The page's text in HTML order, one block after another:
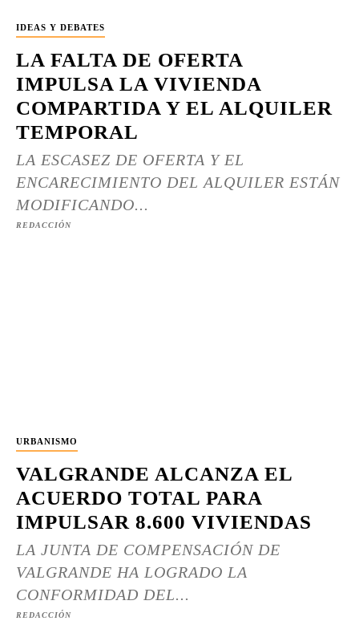
IDEAS Y DEBATES
LA FALTA DE OFERTA
IMPULSA LA VIVIENDA
COMPARTIDA Y EL ALQUILER
TEMPORAL
LA ESCASEZ DE OFERTA Y EL
ENCARECIMIENTO DEL ALQUILER ESTÁN
MODIFICANDO...
REDACCIÓN
URBANISMO
VALGRANDE ALCANZA EL
ACUERDO TOTAL PARA
IMPULSAR 8.600 VIVIENDAS
LA JUNTA DE COMPENSACIÓN DE
VALGRANDE HA LOGRADO LA
CONFORMIDAD DEL...
REDACCIÓN